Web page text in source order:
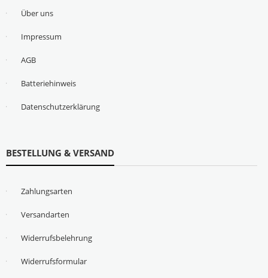
Über uns
Impressum
AGB
Batteriehinweis
Datenschutzerklärung
BESTELLUNG & VERSAND
Zahlungsarten
Versandarten
Widerrufsbelehrung
Widerrufsformular